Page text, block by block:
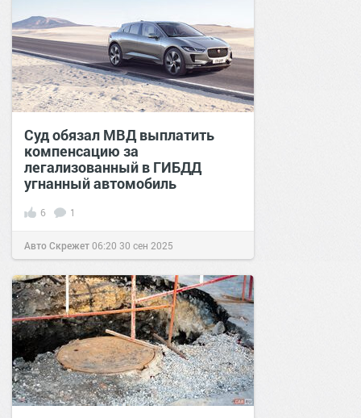
Суд обязал МВД выплатить
компенсацию за
легализованный в ГИБДД
угнанный автомобиль
6 1
Авто Скрежет06:20 30 сен 2025